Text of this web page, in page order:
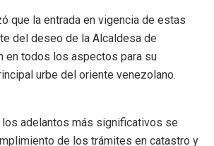
que la entrada en vigencia de estas
del deseo de la Alcaldesa de
en todos los aspectos para su
urbe del oriente venezolano.
los adelantos más significativos se
de los trámites en catastro y